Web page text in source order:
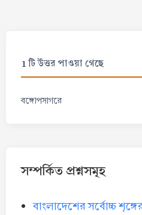
1 টি উত্তর পাওয়া গেছে
বঙ্গোপসাগরে
সম্পর্কিত প্রশ্নসমূহ
বাংলাদেশের সর্বোচ্চ